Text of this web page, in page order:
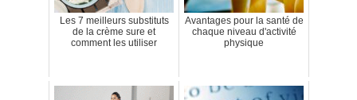
Les 7 meilleurs substituts
de la crème sure et
comment les utiliser
Avantages pour la santé de
chaque niveau d'activité
physique